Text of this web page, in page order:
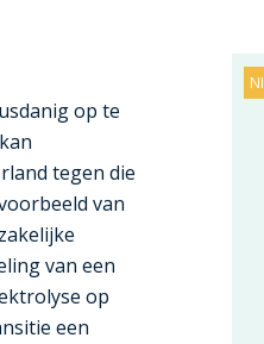
op te
tegen die
van
van een
op
een